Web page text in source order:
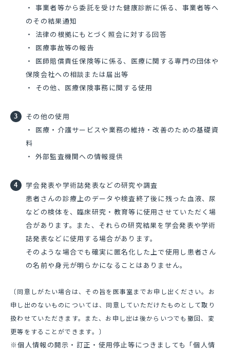
・ 事業者等から委託を受けた健康診断に係る、事業者等へ
のその結果通知
・ 法律の根拠にもとづく照会に対する回答
・ 医療事故等の報告
・ 医師賠償責任保険等に係る、医療に関する専門の団体や
保険会社への相談または届出等
・ その他、医療保険事務に関する使用
その他の使用
・ 医療・介護サービスや業務の維持・改善のための基礎資
料
・ 外部監査機関への情報提供
学会発表や学術誌発表などの研究や調査
患者さんの診療上のデータや検査終了後に残った血液、尿
などの検体を、臨床研究・教育等に使用させていただく場
合があります。また、それらの研究結果を学会発表や学術
誌発表などに使用する場合があります。
そのような場合でも確実に匿名化した上で使用し患者さん
の名前や身元が明らかになることはありません。
〔同意しがたい場合は、その旨を医事室までお申し出ください。お
申し出のないものについては、同意していただけたものとして取り
扱わせていただきます。また、お申し出は後からいつでも撤回、変
更等をすることができます。〕
※個人情報の開示・訂正・使用停止等につきましても「個人情